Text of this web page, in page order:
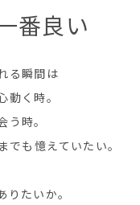
番良い
る瞬間は
く時。
時。
も憶えていたい。
たいか。